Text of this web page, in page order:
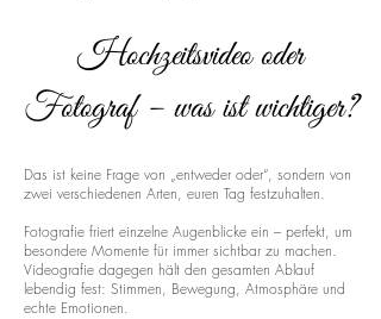
Hochzeitsvideo oder
Fotograf – was ist wichtiger?
Das ist keine Frage von „entweder oder“, sondern von
zwei verschiedenen Arten, euren Tag festzuhalten.
Fotografie friert einzelne Augenblicke ein – perfekt, um
besondere Momente für immer sichtbar zu machen.
Videografie dagegen hält den gesamten Ablauf
lebendig fest: Stimmen, Bewegung, Atmosphäre und
echte Emotionen.